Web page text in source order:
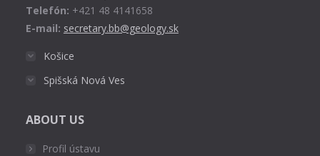
Telefón: +421 48 4141658
E-mail: secretary.bb@geology.sk
Košice
Spišská Nová Ves
ABOUT US
Profil ústavu